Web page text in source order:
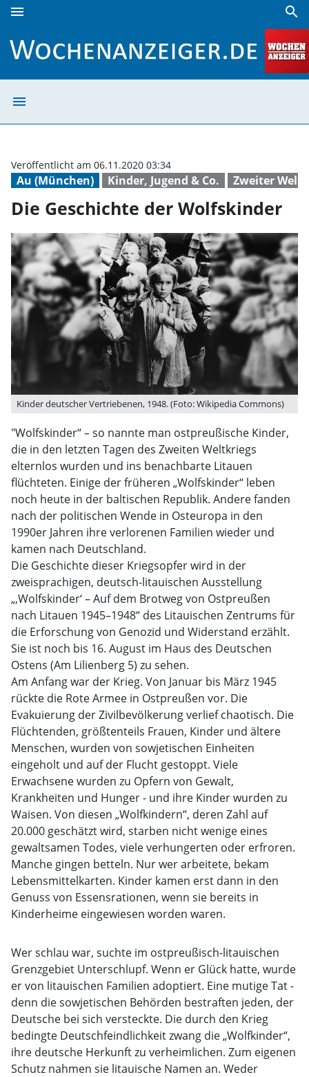
menu search
menu
Au (München) Kinder, Jugend & Co. Zweiter
Veröffentlicht am 06.11.2020 03:34
Die Geschichte der Wolfskinder
Kinder deutscher Vertriebenen, 1948. (Foto: Wikipedia Commons)
"Wolfskinder“ – so nannte man ostpreußische Kinder,
die in den letzten Tagen des Zweiten Weltkriegs
elternlos wurden und ins benachbarte Litauen
flüchteten. Einige der früheren „Wolfskinder“ leben
noch heute in der baltischen Republik. Andere fanden
nach der politischen Wende in Osteuropa in den
1990er Jahren ihre verlorenen Familien wieder und
kamen nach Deutschland.
Die Geschichte dieser Kriegsopfer wird in der
zweisprachigen, deutsch-litauischen Ausstellung
„‚Wolfskinder‘ – Auf dem Brotweg von Ostpreußen
nach Litauen 1945–1948“ des Litauischen Zentrums für
die Erforschung von Genozid und Widerstand erzählt.
Sie ist noch bis 16. August im Haus des Deutschen
Ostens (Am Lilienberg 5) zu sehen.
Am Anfang war der Krieg. Von Januar bis März 1945
rückte die Rote Armee in Ostpreußen vor. Die
Evakuierung der Zivilbevölkerung verlief chaotisch. Die
Flüchtenden, größtenteils Frauen, Kinder und ältere
Menschen, wurden von sowjetischen Einheiten
eingeholt und auf der Flucht gestoppt. Viele
Erwachsene wurden zu Opfern von Gewalt,
Krankheiten und Hunger - und ihre Kinder wurden zu
Waisen. Von diesen „Wolfkindern“, deren Zahl auf
20.000 geschätzt wird, starben nicht wenige eines
gewaltsamen Todes, viele verhungerten oder erfroren.
Manche gingen betteln. Nur wer arbeitete, bekam
Lebensmittelkarten. Kinder kamen erst dann in den
Genuss von Essensrationen, wenn sie bereits in
Kinderheime eingewiesen worden waren.
Wer schlau war, suchte im ostpreußisch-litauischen
Grenzgebiet Unterschlupf. Wenn er Glück hatte, wurde
er von litauischen Familien adoptiert. Eine mutige Tat -
denn die sowjetischen Behörden bestraften jeden, der
Deutsche bei sich versteckte. Die durch den Krieg
bedingte Deutschfeindlichkeit zwang die „Wolfkinder“,
ihre deutsche Herkunft zu verheimlichen. Zum eigenen
Schutz nahmen sie litauische Namen an. Weder